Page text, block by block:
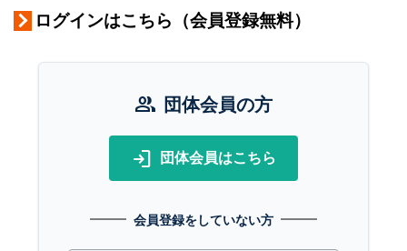
ログインはこちら（会員登録無料）
group 団体会員の方
login 団体会員はこちら
会員登録をしていない方